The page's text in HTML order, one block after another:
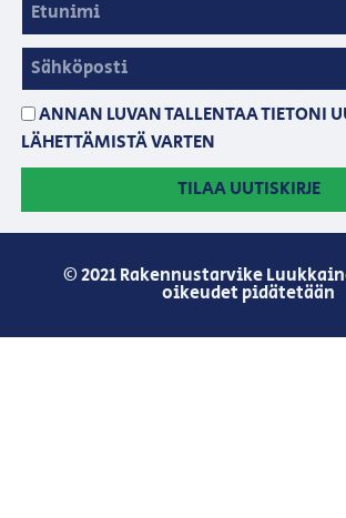
ANNAN LUVAN TALLENTAA TIETONI
LÄHETTÄMISTÄ VARTEN
TILAA UUTISKIRJE
© 2021 Rakennustarvike
oikeudet pidätetään